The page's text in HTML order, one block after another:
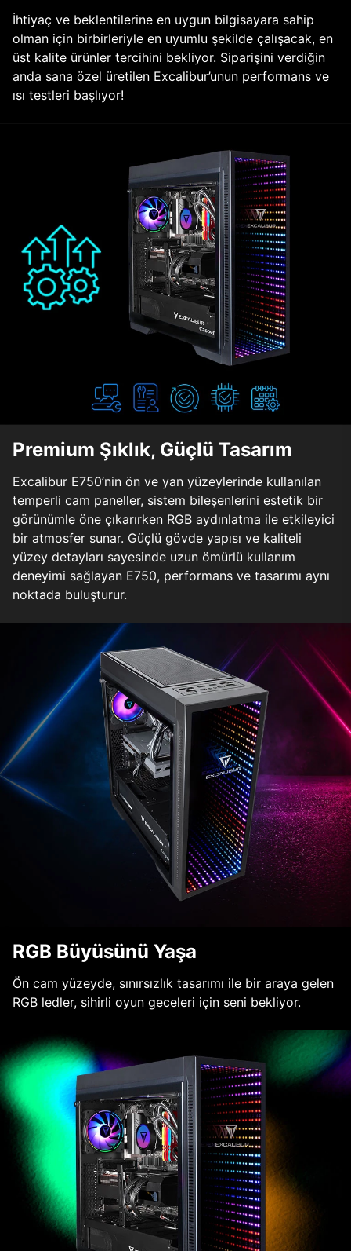
İhtiyaç ve beklentilerine en uygun bilgisayara sahip
olman için birbirleriyle en uyumlu şekilde çalışacak, en
üst kalite ürünler tercihini bekliyor. Siparişini verdiğin
anda sana özel üretilen Excalibur’unun performans ve
ısı testleri başlıyor!
Premium Şıklık, Güçlü Tasarım
Excalibur E750’nin ön ve yan yüzeylerinde kullanılan
temperli cam paneller, sistem bileşenlerini estetik bir
görünümle öne çıkarırken RGB aydınlatma ile etkileyici
bir atmosfer sunar. Güçlü gövde yapısı ve kaliteli
yüzey detayları sayesinde uzun ömürlü kullanım
deneyimi sağlayan E750, performans ve tasarımı aynı
noktada buluşturur.
RGB Büyüsünü Yaşa
Ön cam yüzeyde, sınırsızlık tasarımı ile bir araya gelen
RGB ledler, sihirli oyun geceleri için seni bekliyor.